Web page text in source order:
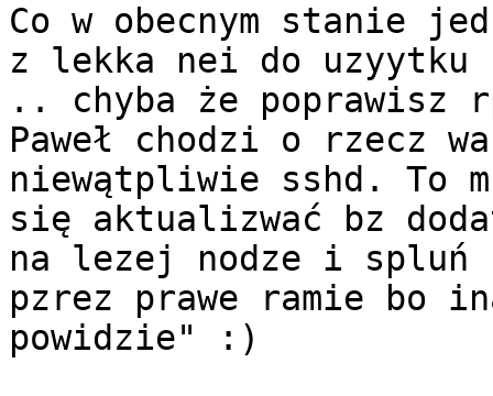
Co w obecnym stanie
z lekka nei do uzyytku
.. chyba że poprawisz
Paweł chodzi o rzecz
niewątpliwie sshd. To
się aktualizwać bz
na lezej nodze i spluń
pzrez prawe ramie bo
powidzie" :)